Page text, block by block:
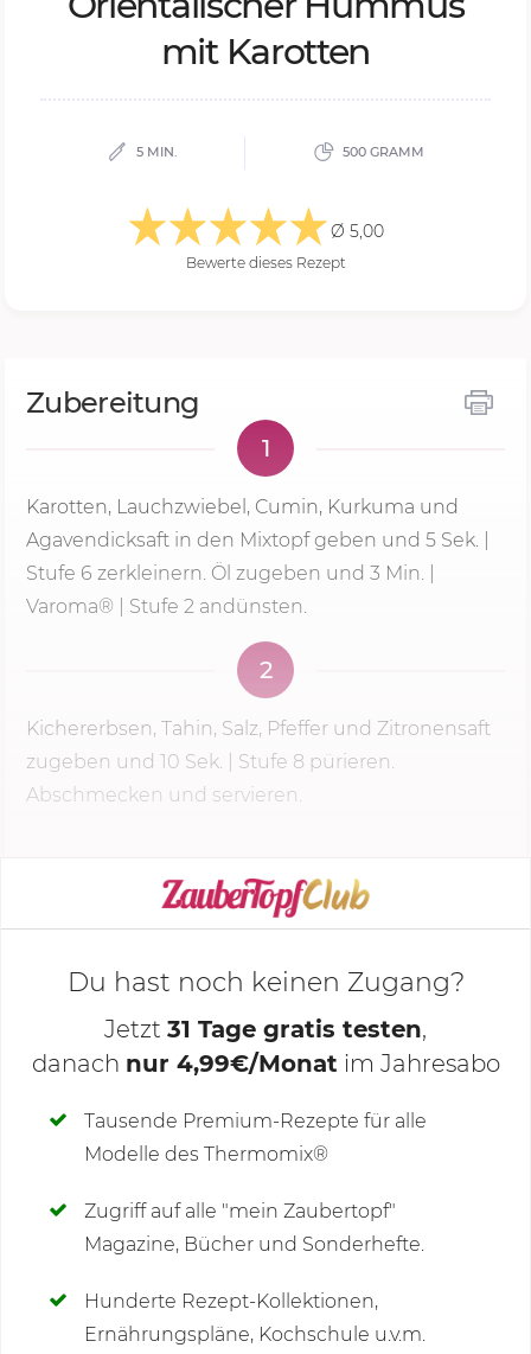
mit Ka­rot­ten
5 MIN. 500 GRAMM
Ø 5,00
Bewerte dieses Rezept
Zubereitung
1
Karotten, Lauchzwiebel, Cumin, Kurkuma und
Agavendicksaft in den Mixtopf geben und 5 Sek.
Stufe 6 zerkleinern. Öl zugeben und 3 Min.
Varoma® | Stufe 2 andünsten.
2
Kichererbsen, Tahin, Salz, Pfeffer und Zitronensaft
zugeben und 10 Sek. Stufe 8 pürieren.
Abschmecken und servieren.
KOCHMODUS STARTEN
Deine Notizen
Du hast noch keinen Zugang?
Jetzt 31 Tage gratis testen,
danach nur 4,99€/Monat im Jahresabo
Tausende Premium-Rezepte für alle
Modelle des Thermomix®
Zugriff auf alle "mein Zaubertopf"
Magazine, Bücher und Sonderhefte.
Hunderte Rezept-Kollektionen,
Ernährungspläne, Kochschule u.v.m.
Kommentare